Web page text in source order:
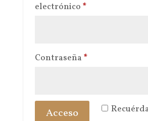
electrónico *Obligatorio
Contraseña *Obligatorio
Acceso